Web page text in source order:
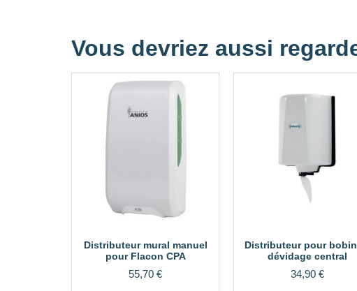
Vous devriez aussi
Distributeur mural manuel
pour Flacon CPA
55,70 €
Distributeur pour
dévidage central
34,90 €